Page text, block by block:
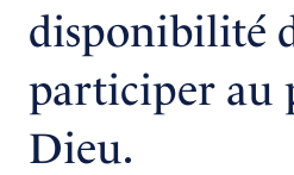
disponibilité
participer au
Dieu.